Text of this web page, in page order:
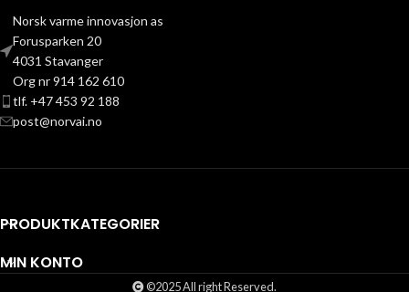
Norsk varme innovasjon as
Forusparken 20
4031 Stavanger
Org nr 914 162 610
tlf. +47 453 92 188
post@norvai.no
PRODUKTKATEGORIER
MIN KONTO
©2025 All right Reserved.